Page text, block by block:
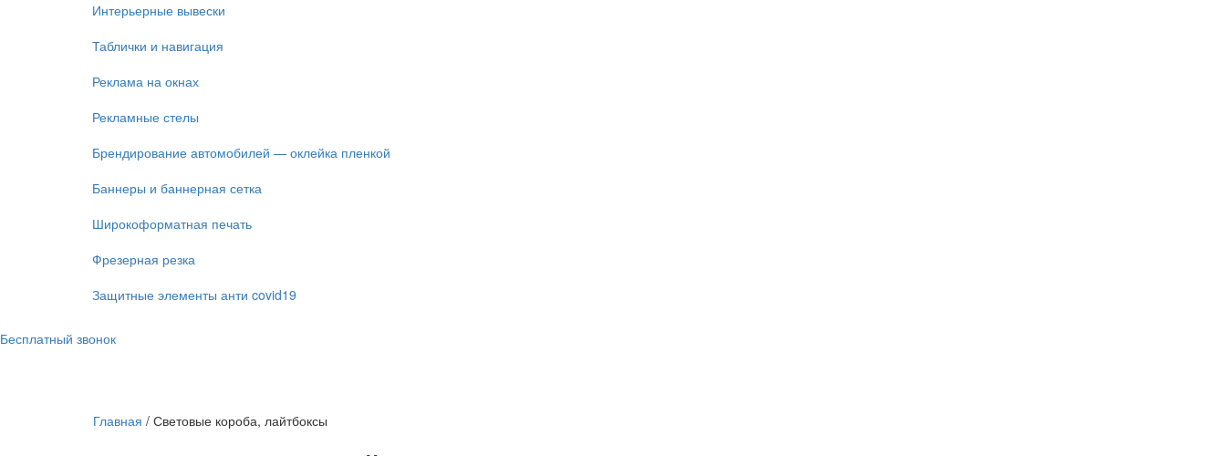
Интерьерные вывески
Таблички и навигация
Реклама на окнах
Рекламные стелы
Брендирование автомобилей — оклейка пленкой
Баннеры и баннерная сетка
Широкоформатная печать
Фрезерная резка
Защитные элементы анти covid19
Бесплатный звонок
Главная / Световые короба, лайтбоксы